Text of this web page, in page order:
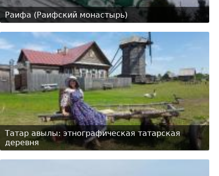
Раифа (Раифский монастырь)
Татар авылы: этнографическая татарская
деревня